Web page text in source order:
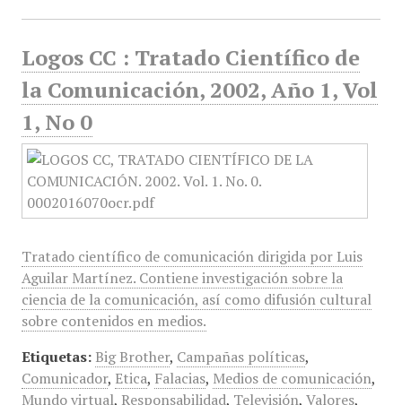
Logos CC : Tratado Científico de
la Comunicación, 2002, Año 1, Vol
1, No 0
Tratado científico de comunicación dirigida por Luis
Aguilar Martínez. Contiene investigación sobre la
ciencia de la comunicación, así como difusión cultural
sobre contenidos en medios.
Etiquetas: Big Brother, Campañas políticas,
Comunicador, Etica, Falacias, Medios de comunicación,
Mundo virtual, Responsabilidad, Televisión, Valores,